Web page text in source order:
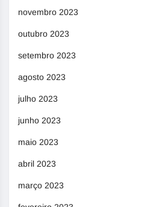
novembro 2023
outubro 2023
setembro 2023
agosto 2023
julho 2023
junho 2023
maio 2023
abril 2023
março 2023